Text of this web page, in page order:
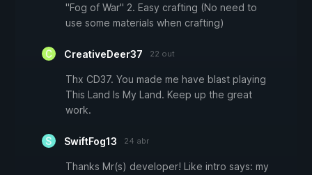
"Fog of War" 2. Easy crafting (No need to
use some materials when crafting)
CreativeDeer37 22 out
Thx CD37. You made me have blast playing
This Land Is My Land. Keep up the great
work.
SwiftFog13 24 abr
Thanks Mr(s) developer! Like intro says: my